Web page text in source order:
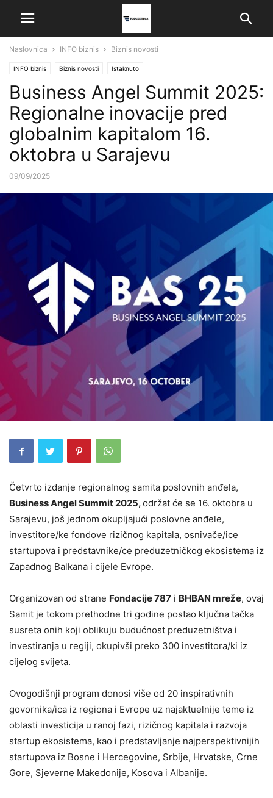
Naslovnica INFO biznis Biznis novosti
INFO biznis Biznis novosti Istaknuto
Business Angel Summit 2025:
Regionalne inovacije pred
globalnim kapitalom 16.
oktobra u Sarajevu
09/09/2025
Četvrto izdanje regionalnog samita poslovnih anđela,
Business Angel Summit 2025,održat će se 16. oktobra u
Sarajevu, još jednom okupljajući poslovne anđele,
investitore/ke fondove rizičnog kapitala, osnivače/ice
startupova i predstavnike/ce preduzetničkog ekosistema iz
Zapadnog Balkana i cijele Evrope.
Organizovan od strane Fondacije 787 i BHBAN mreže, ovaj
Samit je tokom prethodne tri godine postao ključna tačka
susreta onih koji oblikuju budućnost preduzetništva i
investiranja u regiji, okupivši preko 300 investitora/ki iz
cijelog svijeta.
Ovogodišnji program donosi više od 20 inspirativnih
govornika/ica iz regiona i Evrope uz najaktuelnije teme iz
oblasti investicija u ranoj fazi, rizičnog kapitala i razvoja
startup ekosistema, kao i predstavljanje najperspektivnijih
startupova iz Bosne i Hercegovine, Srbije, Hrvatske, Crne
Gore, Sjeverne Makedonije, Kosova i Albanije.